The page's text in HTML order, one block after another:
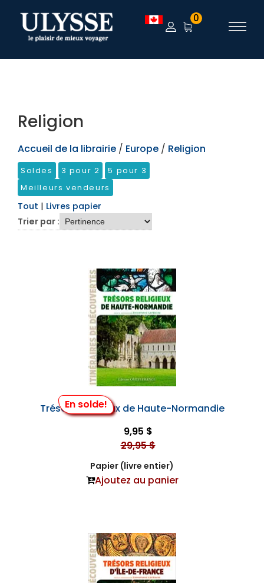
TEST 0
Religion
Accueil de la librairie / Europe / Religion
Soldes 3 pour 2
5 pour 3
Meilleurs vendeurs
Tout | Livres papier
Trier par :
En solde!
Trésors Religieux de Haute-Normandie
9,95 $
29,95 $
Papier (livre entier)
Ajoutez au panier